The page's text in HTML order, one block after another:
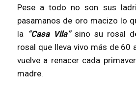
Pese a todo no son sus
pasamanos de oro macizo lo
la “Casa Vila”sino su rosal
rosal que lleva vivo más de 60
vuelve a renacer cada
madre.